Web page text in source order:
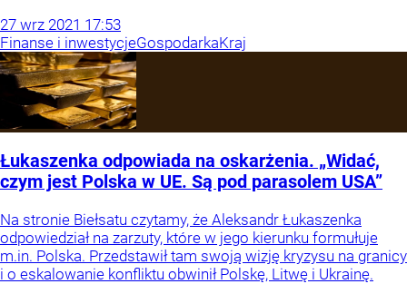
27 wrz 2021 17:53
Finanse i inwestycjeGospodarkaKraj
Łukaszenka odpowiada na oskarżenia. „Widać,
czym jest Polska w UE. Są pod parasolem USA”
Na stronie Biełsatu czytamy, że Aleksandr Łukaszenka
odpowiedział na zarzuty, które w jego kierunku formułuje
m.in. Polska. Przedstawił tam swoją wizję kryzysu na granicy
i o eskalowanie konfliktu obwinił Polskę, Litwę i Ukrainę.